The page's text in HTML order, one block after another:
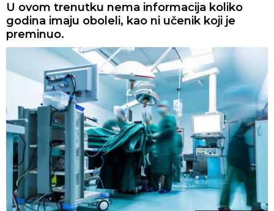
U ovom trenutku nema informacija koliko
godina imaju oboleli, kao ni učenik koji je
preminuo.